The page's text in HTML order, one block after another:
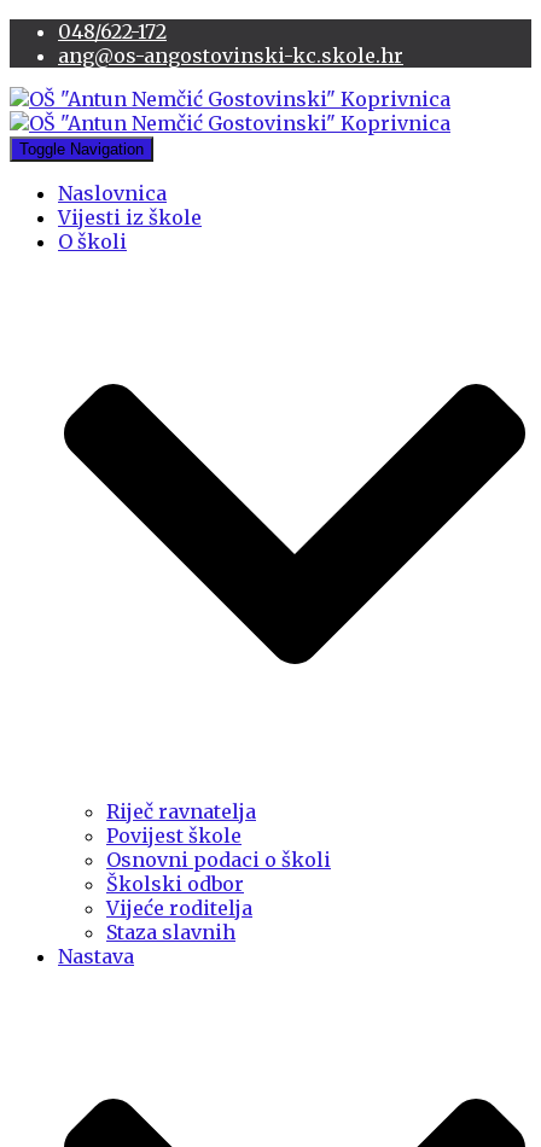
048/622-172
ang@os-angostovinski-kc.skole.hr
Toggle Navigation
Naslovnica
Vijesti iz škole
O školi
Riječ ravnatelja
Povijest škole
Osnovni podaci o školi
Školski odbor
Vijeće roditelja
Staza slavnih
Nastava